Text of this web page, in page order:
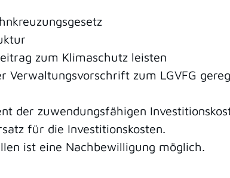
zum Klimaschutz leisten
Verwaltungsvorschrift zum LGVFG
der zuwendungsfähigen
für die Investitionskosten.
ist eine Nachbewilligung möglich.